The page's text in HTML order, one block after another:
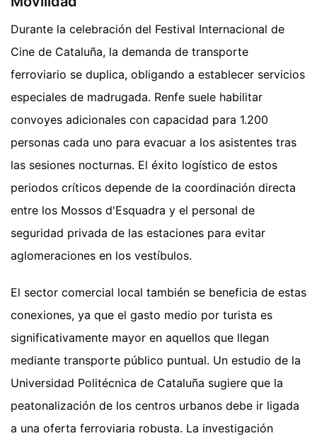
Durante la celebración del Festival Internacional de
Cine de Cataluña, la demanda de transporte
ferroviario se duplica, obligando a establecer servicios
especiales de madrugada. Renfe suele habilitar
convoyes adicionales con capacidad para 1.200
personas cada uno para evacuar a los asistentes tras
las sesiones nocturnas. El éxito logístico de estos
periodos críticos depende de la coordinación directa
entre los Mossos d'Esquadra y el personal de
seguridad privada de las estaciones para evitar
aglomeraciones en los vestíbulos.
El sector comercial local también se beneficia de estas
conexiones, ya que el gasto medio por turista es
significativamente mayor en aquellos que llegan
mediante transporte público puntual. Un estudio de la
Universidad Politécnica de Cataluña sugiere que la
peatonalización de los centros urbanos debe ir ligada
a una oferta ferroviaria robusta. La investigación